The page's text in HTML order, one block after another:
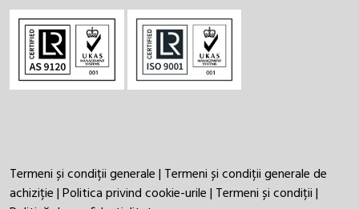
Termeni și condiții generale| Termeni și condiții generale de
achiziție|Politica privind cookie-urile| Termeni și condiții|